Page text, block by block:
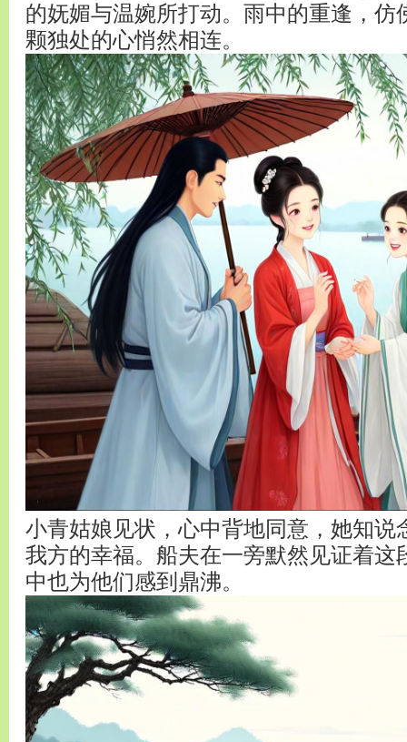
的妩媚与温婉所打动。雨中的重逢，仿
颗独处的心悄然相连。
小青姑娘见状，心中背地同意，她知说
我方的幸福。船夫在一旁默然见证着这
中也为他们感到鼎沸。